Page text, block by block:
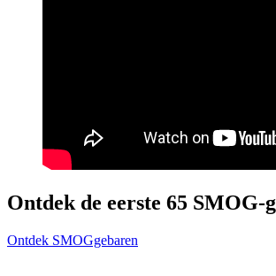
Ontdek de eerste 65 SMOG-
Ontdek SMOGgebaren